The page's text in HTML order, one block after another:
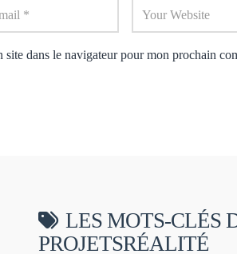
dans le navigateur pour mon prochain
LES MOTS-CLÉS
PROJETSRÉALITÉ